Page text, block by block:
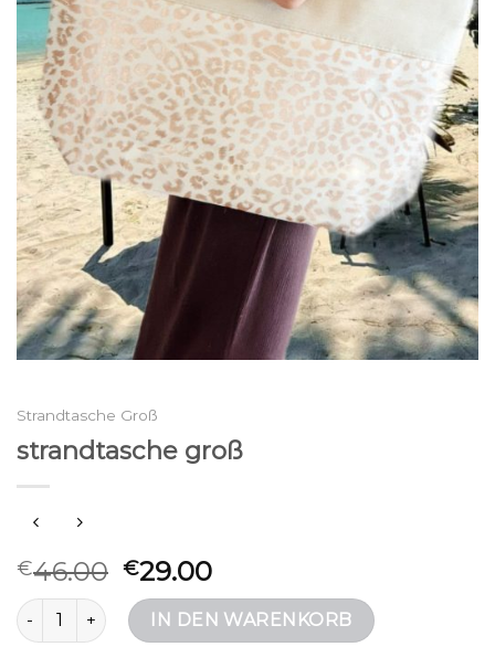
Strandtasche Groß
strandtasche groß
€46.00 €29.00
strandtasche groß MengeIN DEN WARENKORB